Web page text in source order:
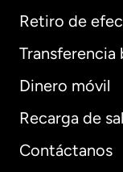
Retiro de
Transferencia
Dinero móvil
Recarga de
Contáctanos